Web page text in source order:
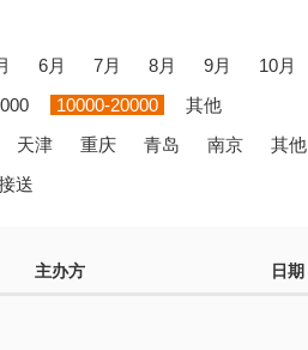
6月 7月 8月 9月 10月
10000-20000
其他
天津 重庆 青岛 南京
其他
送
主办方 日期